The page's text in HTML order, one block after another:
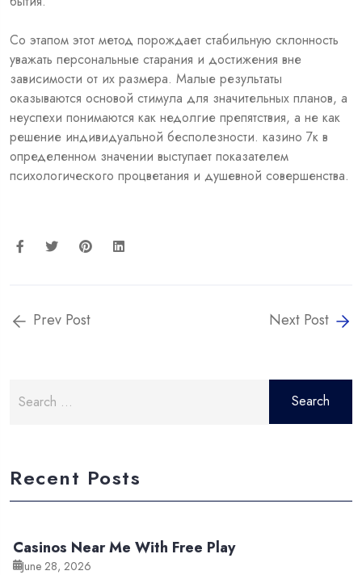
Со этапом этот метод порождает стабильную склонность
уважать персональные старания и достижения вне
зависимости от их размера. Малые результаты
оказываются основой стимула для значительных планов, а
неуспехи понимаются как недолгие препятствия, а не как
решение индивидуальной бесполезности. казино 7к в
определенном значении выступает показателем
психологического процветания и душевной совершенства.
Prev Post Next Post
for:
Recent Posts
Casinos Near Me With Free Play
June 28, 2026